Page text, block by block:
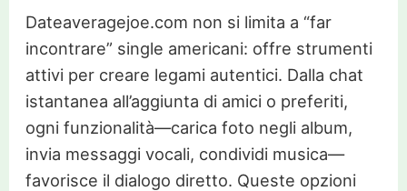
Dateaveragejoe.com non si limita a “far
incontrare” single americani: offre strumenti
attivi per creare legami autentici. Dalla chat
istantanea all’aggiunta di amici o preferiti,
ogni funzionalità—carica foto negli album,
invia messaggi vocali, condividi musica—
favorisce il dialogo diretto. Queste opzioni